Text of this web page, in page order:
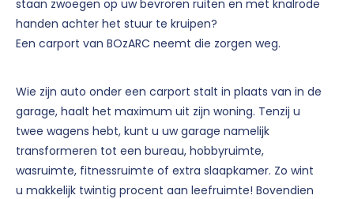
staan zwoegen op uw bevroren ruiten en met knalrode
handen achter het stuur te kruipen?
Een carport van BOzARC neemt die zorgen weg.
Wie zijn auto onder een carport stalt in plaats van in de
garage, haalt het maximum uit zijn woning. Tenzij u
twee wagens hebt, kunt u uw garage namelijk
transformeren tot een bureau, hobbyruimte,
wasruimte, fitnessruimte of extra slaapkamer. Zo wint
u makkelijk twintig procent aan leefruimte! Bovendien